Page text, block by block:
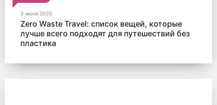
3 июня 2025
Zero Waste Travel: список вещей, которые
лучше всего подходят для путешествий без
пластика